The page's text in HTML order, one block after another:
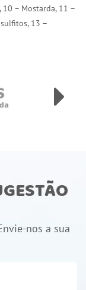
10 – Mostarda, 11 –
13 –
nos a sua